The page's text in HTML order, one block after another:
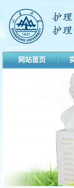
网站首页